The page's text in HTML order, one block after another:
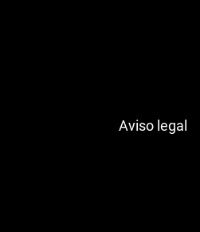
Aviso legal